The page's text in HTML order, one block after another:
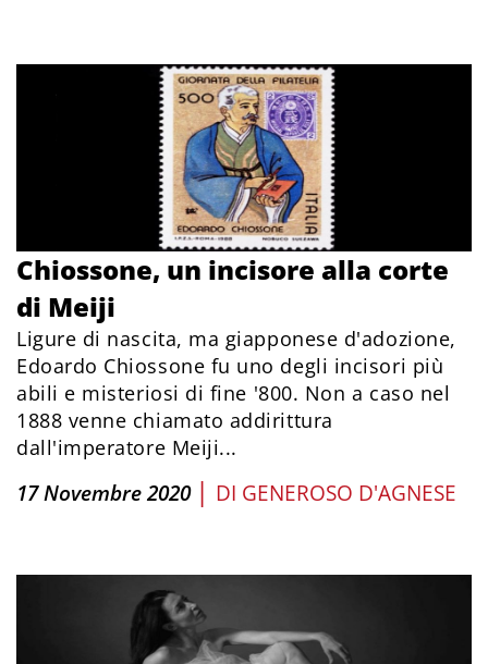
Chiossone, un incisore alla corte
di Meiji
Ligure di nascita, ma giapponese d'adozione,
Edoardo Chiossone fu uno degli incisori più
abili e misteriosi di fine '800. Non a caso nel
1888 venne chiamato addirittura
dall'imperatore Meiji...
17 Novembre 2020 | DI GENEROSO D'AGNESE